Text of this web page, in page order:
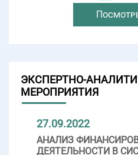
ЭКСПЕРТНО-
МЕРОПРИЯТИЯ
27.09.2022
АНАЛИЗ
ДЕЯТЕЛЬНОСТИ В